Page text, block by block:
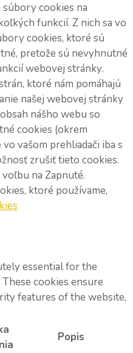
cookies na
funkcií. Z nich sa vo
cookies, ktoré sú
pretože sú nevyhnutné
webovej stránky.
ktoré nám pomáhajú
našej webovej stránky
nášho webu so
cookies (okrem
vašom prehliadači iba s
zrušiť tieto cookies.
na Zapnuté.
ktoré používame,
essential for the
cookies ensure
features of the website,
Popis